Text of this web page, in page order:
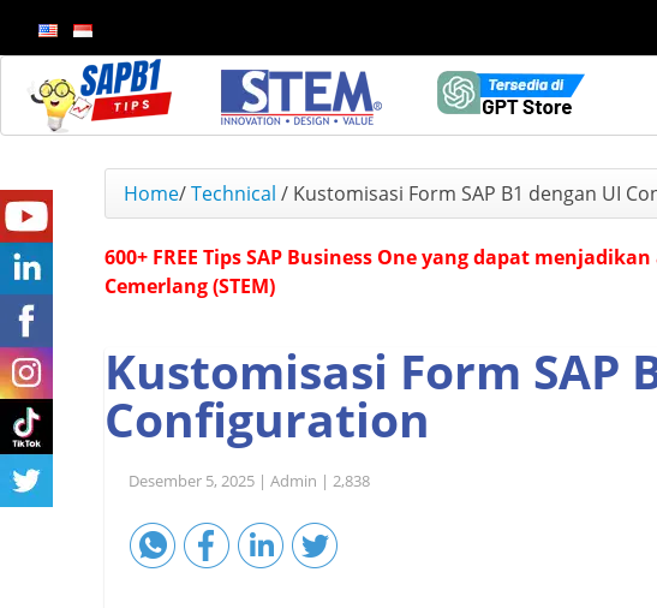
Home/Technical / Kustomisasi Form SAP B1 dengan UI
600+ FREE Tips SAP Business One yang dapat
Cemerlang (STEM)
Kustomisasi Form SAP
Configuration
Desember 5, 2025 | Admin | 2,838